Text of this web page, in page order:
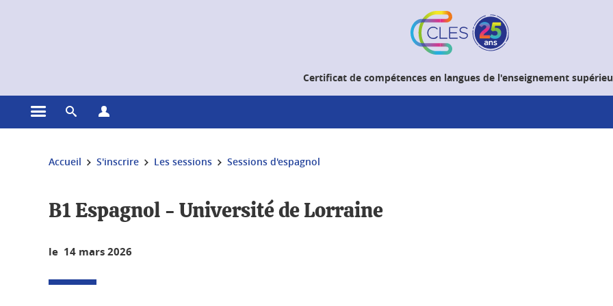
Certificat de compétences en langues de l'enseignement
Ouvrir le menu principal
Ouvrir le moteur de recherche
Vous êtes ici :
Accueil S'inscrire Les sessions Sessions d'espagnol
B1 Espagnol - Université de Lorraine
le 14 mars 2026